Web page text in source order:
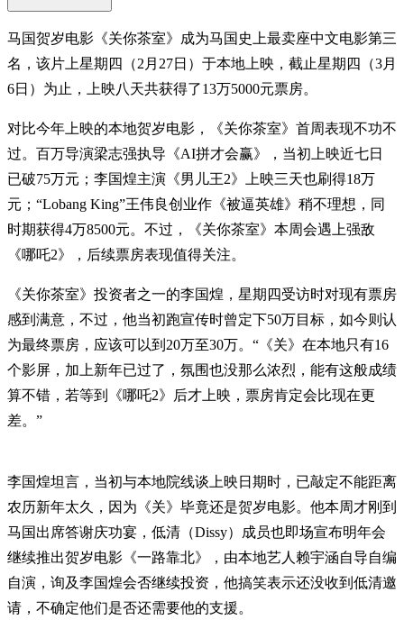
马国贺岁电影《关你茶室》成为马国史上最卖座中文电影第三
名，该片上星期四（2月27日）于本地上映，截止星期四（3月
6日）为止，上映八天共获得了13万5000元票房。
对比今年上映的本地贺岁电影，《关你茶室》首周表现不功不
过。百万导演梁志强执导《AI拼才会赢》，当初上映近七日
已破75万元；李国煌主演《男儿王2》上映三天也刷得18万
元；“Lobang King”王伟良创业作《被逼英雄》稍不理想，同
时期获得4万8500元。不过，《关你茶室》本周会遇上强敌
《哪吒2》，后续票房表现值得关注。
《关你茶室》投资者之一的李国煌，星期四受访时对现有票房
感到满意，不过，他当初跑宣传时曾定下50万目标，如今则认
为最终票房，应该可以到20万至30万。“《关》在本地只有16
个影屏，加上新年已过了，氛围也没那么浓烈，能有这般成绩
算不错，若等到《哪吒2》后才上映，票房肯定会比现在更
差。”
李国煌坦言，当初与本地院线谈上映日期时，已敲定不能距离
农历新年太久，因为《关》毕竟还是贺岁电影。他本周才刚到
马国出席答谢庆功宴，低清（Dissy）成员也即场宣布明年会
继续推出贺岁电影《一路靠北》，由本地艺人赖宇涵自导自编
自演，询及李国煌会否继续投资，他搞笑表示还没收到低清邀
请，不确定他们是否还需要他的支援。